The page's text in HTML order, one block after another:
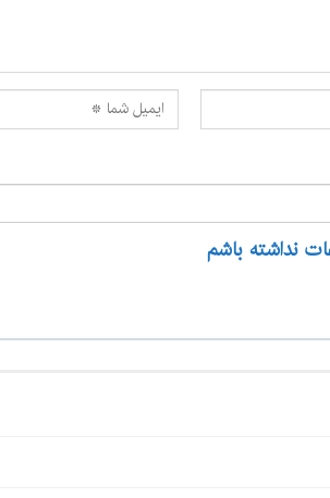
نداشته باشم